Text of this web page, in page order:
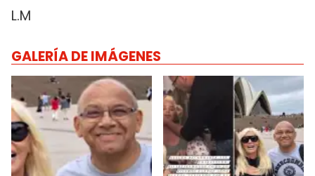
L.M
GALERÍA DE IMÁGENES